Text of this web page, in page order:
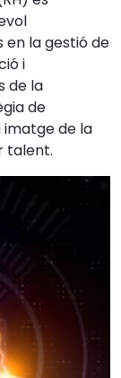
en la gestió de
i
de la
de
de la
talent.